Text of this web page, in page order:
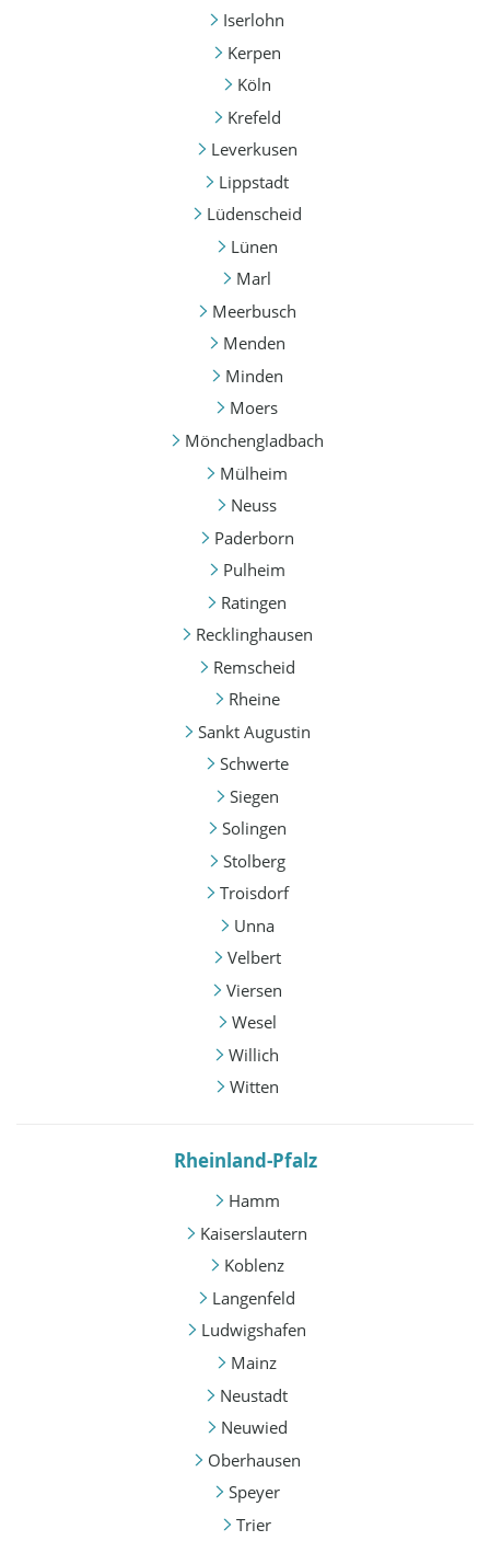
Iserlohn
Kerpen
Köln
Krefeld
Leverkusen
Lippstadt
Lüdenscheid
Lünen
Marl
Meerbusch
Menden
Minden
Moers
Mönchengladbach
Mülheim
Neuss
Paderborn
Pulheim
Ratingen
Recklinghausen
Remscheid
Rheine
Sankt Augustin
Schwerte
Siegen
Solingen
Stolberg
Troisdorf
Unna
Velbert
Viersen
Wesel
Willich
Witten
Rheinland-Pfalz
Hamm
Kaiserslautern
Koblenz
Langenfeld
Ludwigshafen
Mainz
Neustadt
Neuwied
Oberhausen
Speyer
Trier